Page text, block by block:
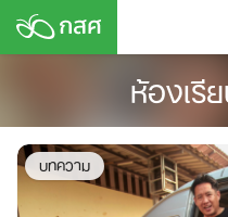
Skip
ห้องเรี
บทความ